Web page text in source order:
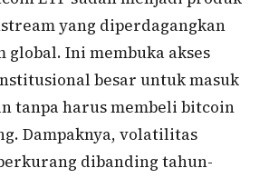
yang diperdagangkan
global. Ini membuka akses
besar untuk masuk
tanpa harus membeli bitcoin
Dampaknya, volatilitas
dibanding tahun-